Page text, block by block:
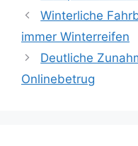
Winterliche
immer Winterreifen
Deutliche
Onlinebetrug